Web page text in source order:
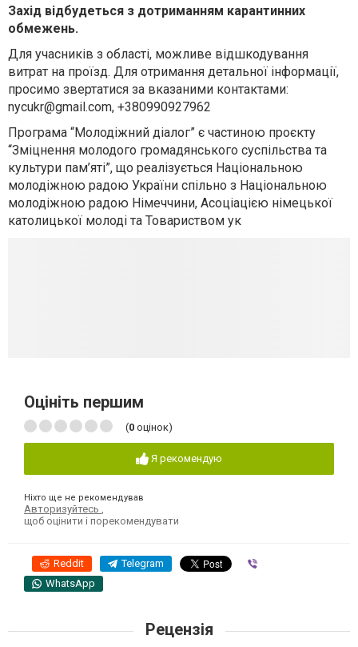
Захід відбудеться з дотриманням карантинних
обмежень.
Для учасників з області, можливе відшкодування
витрат на проїзд. Для отримання детальної інформації,
просимо звертатися за вказаними контактами:
nycukr@gmail.com, +380990927962
Програма “Молодіжний діалог” є частиною проєкту
“Зміцнення молодого громадянського суспільства та
культури пам’яті”, що реалізується Національною
молодіжною радою України спільно з Національною
молодіжною радою Німеччини, Асоціацією німецької
католицької молоді та Товариством ук
Оцініть першим
(0 оцінок)
Я рекомендую
Ніхто ще не рекомендував
Авторизуйтесь ,
щоб оцінити і порекомендувати
Reddit Telegram
WhatsApp
Рецензія